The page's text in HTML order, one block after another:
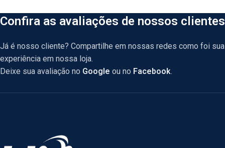
Confira as avaliações de nossos clientes
Já é nosso cliente? Compartilhe em nossas redes como foi sua
experiência em nossa loja.
Deixe sua avaliação no Google ou no Facebook.